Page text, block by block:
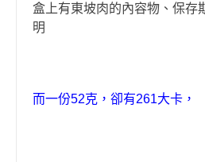
盒上有東坡肉的內容物、保存
明
而一份52克，卻有261大卡，